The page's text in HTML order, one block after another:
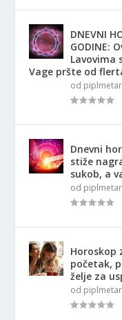
DNEVNI
GODINE:
Lavovima
Vage pršte od
od piplmetar
Dnevni
stiže
sukob, a
od piplmetar
Horoskop
početak,
želje za
od piplmetar